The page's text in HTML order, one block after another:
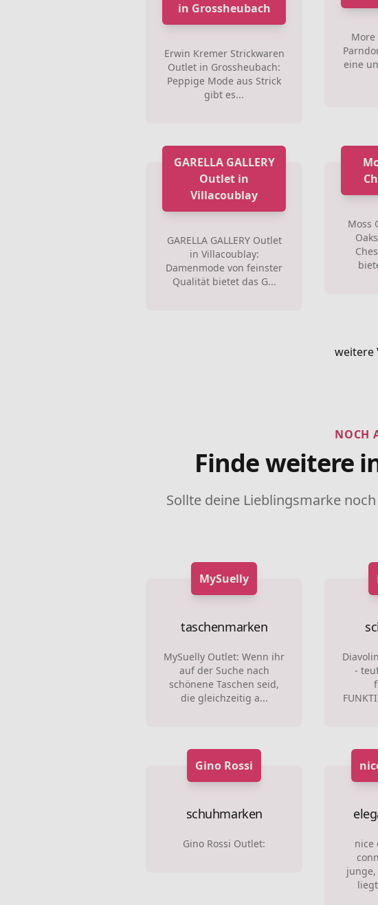
in Grossheubach
Erwin Kremer Strickwaren
Outlet in Grossheubach:
Peppige Mode aus Strick
gibt es...
eine
GARELLA GALLERY
Outlet in
Villacoublay
GARELLA GALLERY Outlet
in Villacoublay:
Damenmode von feinster
Qualität bietet das G...
Moss
weitere
NOCH
Finde weitere
Sollte deine Lieblingsmarke
MySuelly
taschenmarken
MySuelly Outlet: Wenn ihr
auf der Suche nach
schönene Taschen seid,
die gleichzeitig a...
-
Gino Rossi
schuhmarken
Gino Rossi Outlet:
nice